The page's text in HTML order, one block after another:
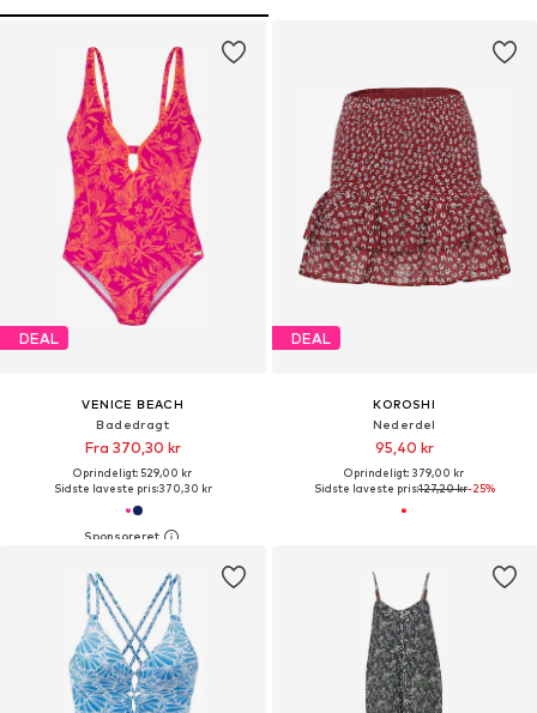
DEAL
VENICE BEACH
Badedragt
Fra 370,30 kr
Oprindeligt: 529,00 kr
Sidste laveste pris:370,30 kr
DEAL
KOROSHI
Nederdel
95,40 kr
Oprindeligt: 379,00 kr
Sidste laveste pris:127,20 kr-25%